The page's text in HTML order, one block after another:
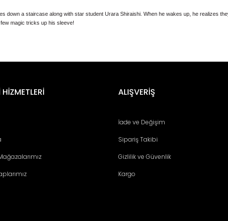
down a staircase along with star student Urara Shiraishi. When he wakes up, he realizes
magic tricks up his sleeve!
Yorum YazALIŞVERİŞ
İade ve Değişim
Sipariş Takibi
Gizlilik ve Güvenlik
Kargo